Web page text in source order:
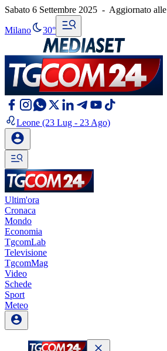
Sabato 6 Settembre 2025 - Aggiornato alle
Milano 30°
Leone (23 Lug - 23 Ago)
Ultim'ora
Cronaca
Mondo
Economia
TgcomLab
Televisione
TgcomMag
Video
Schede
Sport
Meteo